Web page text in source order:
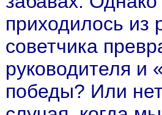
приходилось из
советчика
руководителя и
победы? Или